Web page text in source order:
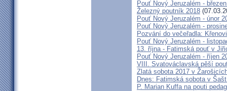
Pouť Nový Jeruzalém -
Železný poutník 2018
Pouť Nový Jeruzalém - únor
Pouť Nový Jeruzalém -
Pozvání do večeřadla:
Pouť Nový Jeruzalém -
13. října - Fatimská pouť v
Pouť Nový Jeruzalém - říjen
VIII. Svatováclavská pěší
Zlatá sobota 2017 v
Dnes: Fatimská sobota v
P. Marian Kuffa na pouti